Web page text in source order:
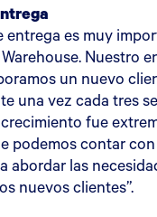
entrega es muy
Nuestro
un nuevo
una vez cada tres
fue
podemos contar
abordar las
nuevos clientes”.